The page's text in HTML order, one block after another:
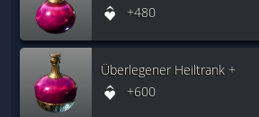
+480
Überlegener Heiltrank +
+600